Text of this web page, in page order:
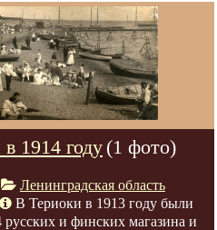
1914 году(1 фото)
Ленинградская область
В Териоки в 1913 году были
и финских магазина и